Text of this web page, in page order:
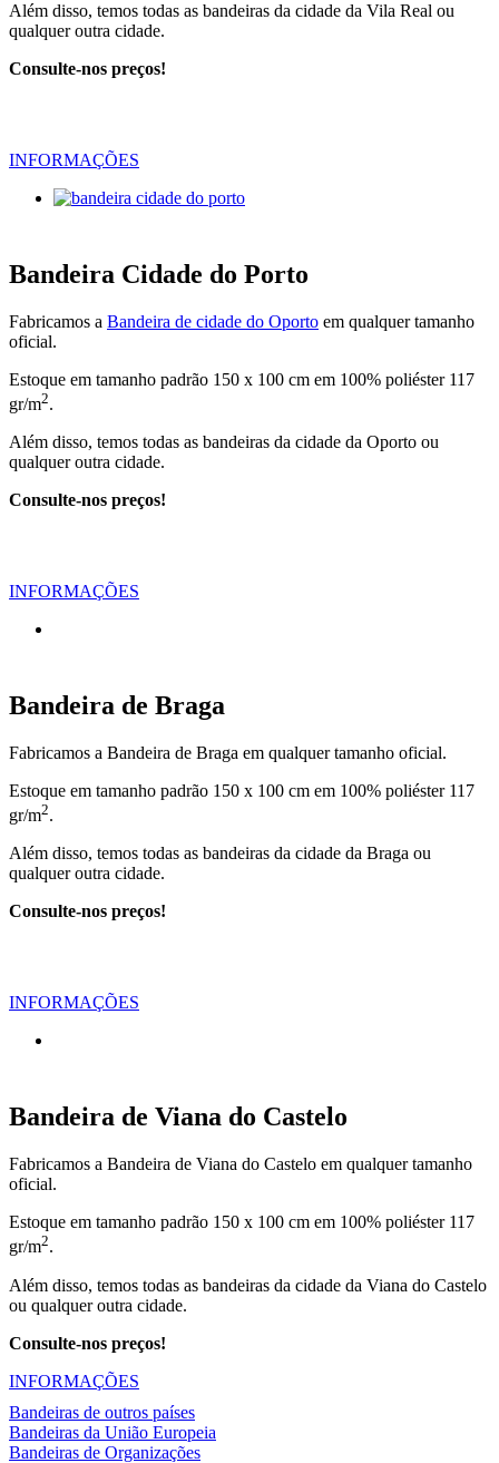
Além disso, temos todas as bandeiras da cidade da Vila Real ou
qualquer outra cidade.
Consulte-nos preços!
INFORMAÇÕES
Bandeira Cidade do Porto
Fabricamos a Bandeira de cidade do Oporto em qualquer tamanho
oficial.
Estoque em tamanho padrão 150 x 100 cm em 100% poliéster 117
gr/m2.
Além disso, temos todas as bandeiras da cidade da Oporto ou
qualquer outra cidade.
Consulte-nos preços!
INFORMAÇÕES
Bandeira de Braga
Fabricamos a Bandeira de Braga em qualquer tamanho oficial.
Estoque em tamanho padrão 150 x 100 cm em 100% poliéster 117
gr/m2.
Além disso, temos todas as bandeiras da cidade da Braga ou
qualquer outra cidade.
Consulte-nos preços!
INFORMAÇÕES
Bandeira de Viana do Castelo
Fabricamos a Bandeira de Viana do Castelo em qualquer tamanho
oficial.
Estoque em tamanho padrão 150 x 100 cm em 100% poliéster 117
gr/m2.
Além disso, temos todas as bandeiras da cidade da Viana do Castelo
ou qualquer outra cidade.
Consulte-nos preços!
INFORMAÇÕES
Bandeiras de outros países
Bandeiras da União Europeia
Bandeiras de Organizações